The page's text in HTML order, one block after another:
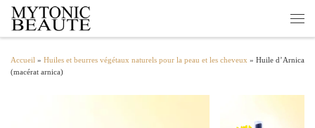
Passer au contenu
Accueil » Huiles et beurres végétaux naturels pour la peau et les cheveux » Huile d’Arnica
(macérat arnica)